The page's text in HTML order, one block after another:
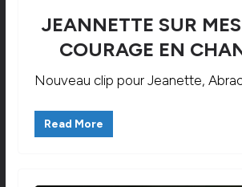
JEANNETTE SUR
COURAGE EN
Nouveau clip pour Jeanette,
Read More